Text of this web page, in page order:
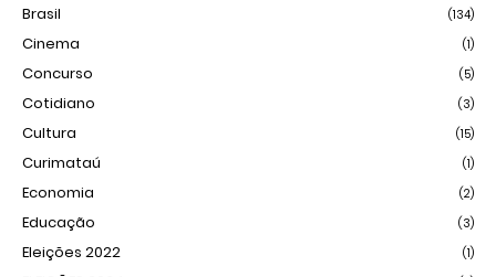
Brasil (134)
Cinema (1)
Concurso (5)
Cotidiano (3)
Cultura (15)
Curimataú (1)
Economia (2)
Educação (3)
Eleições 2022 (1)